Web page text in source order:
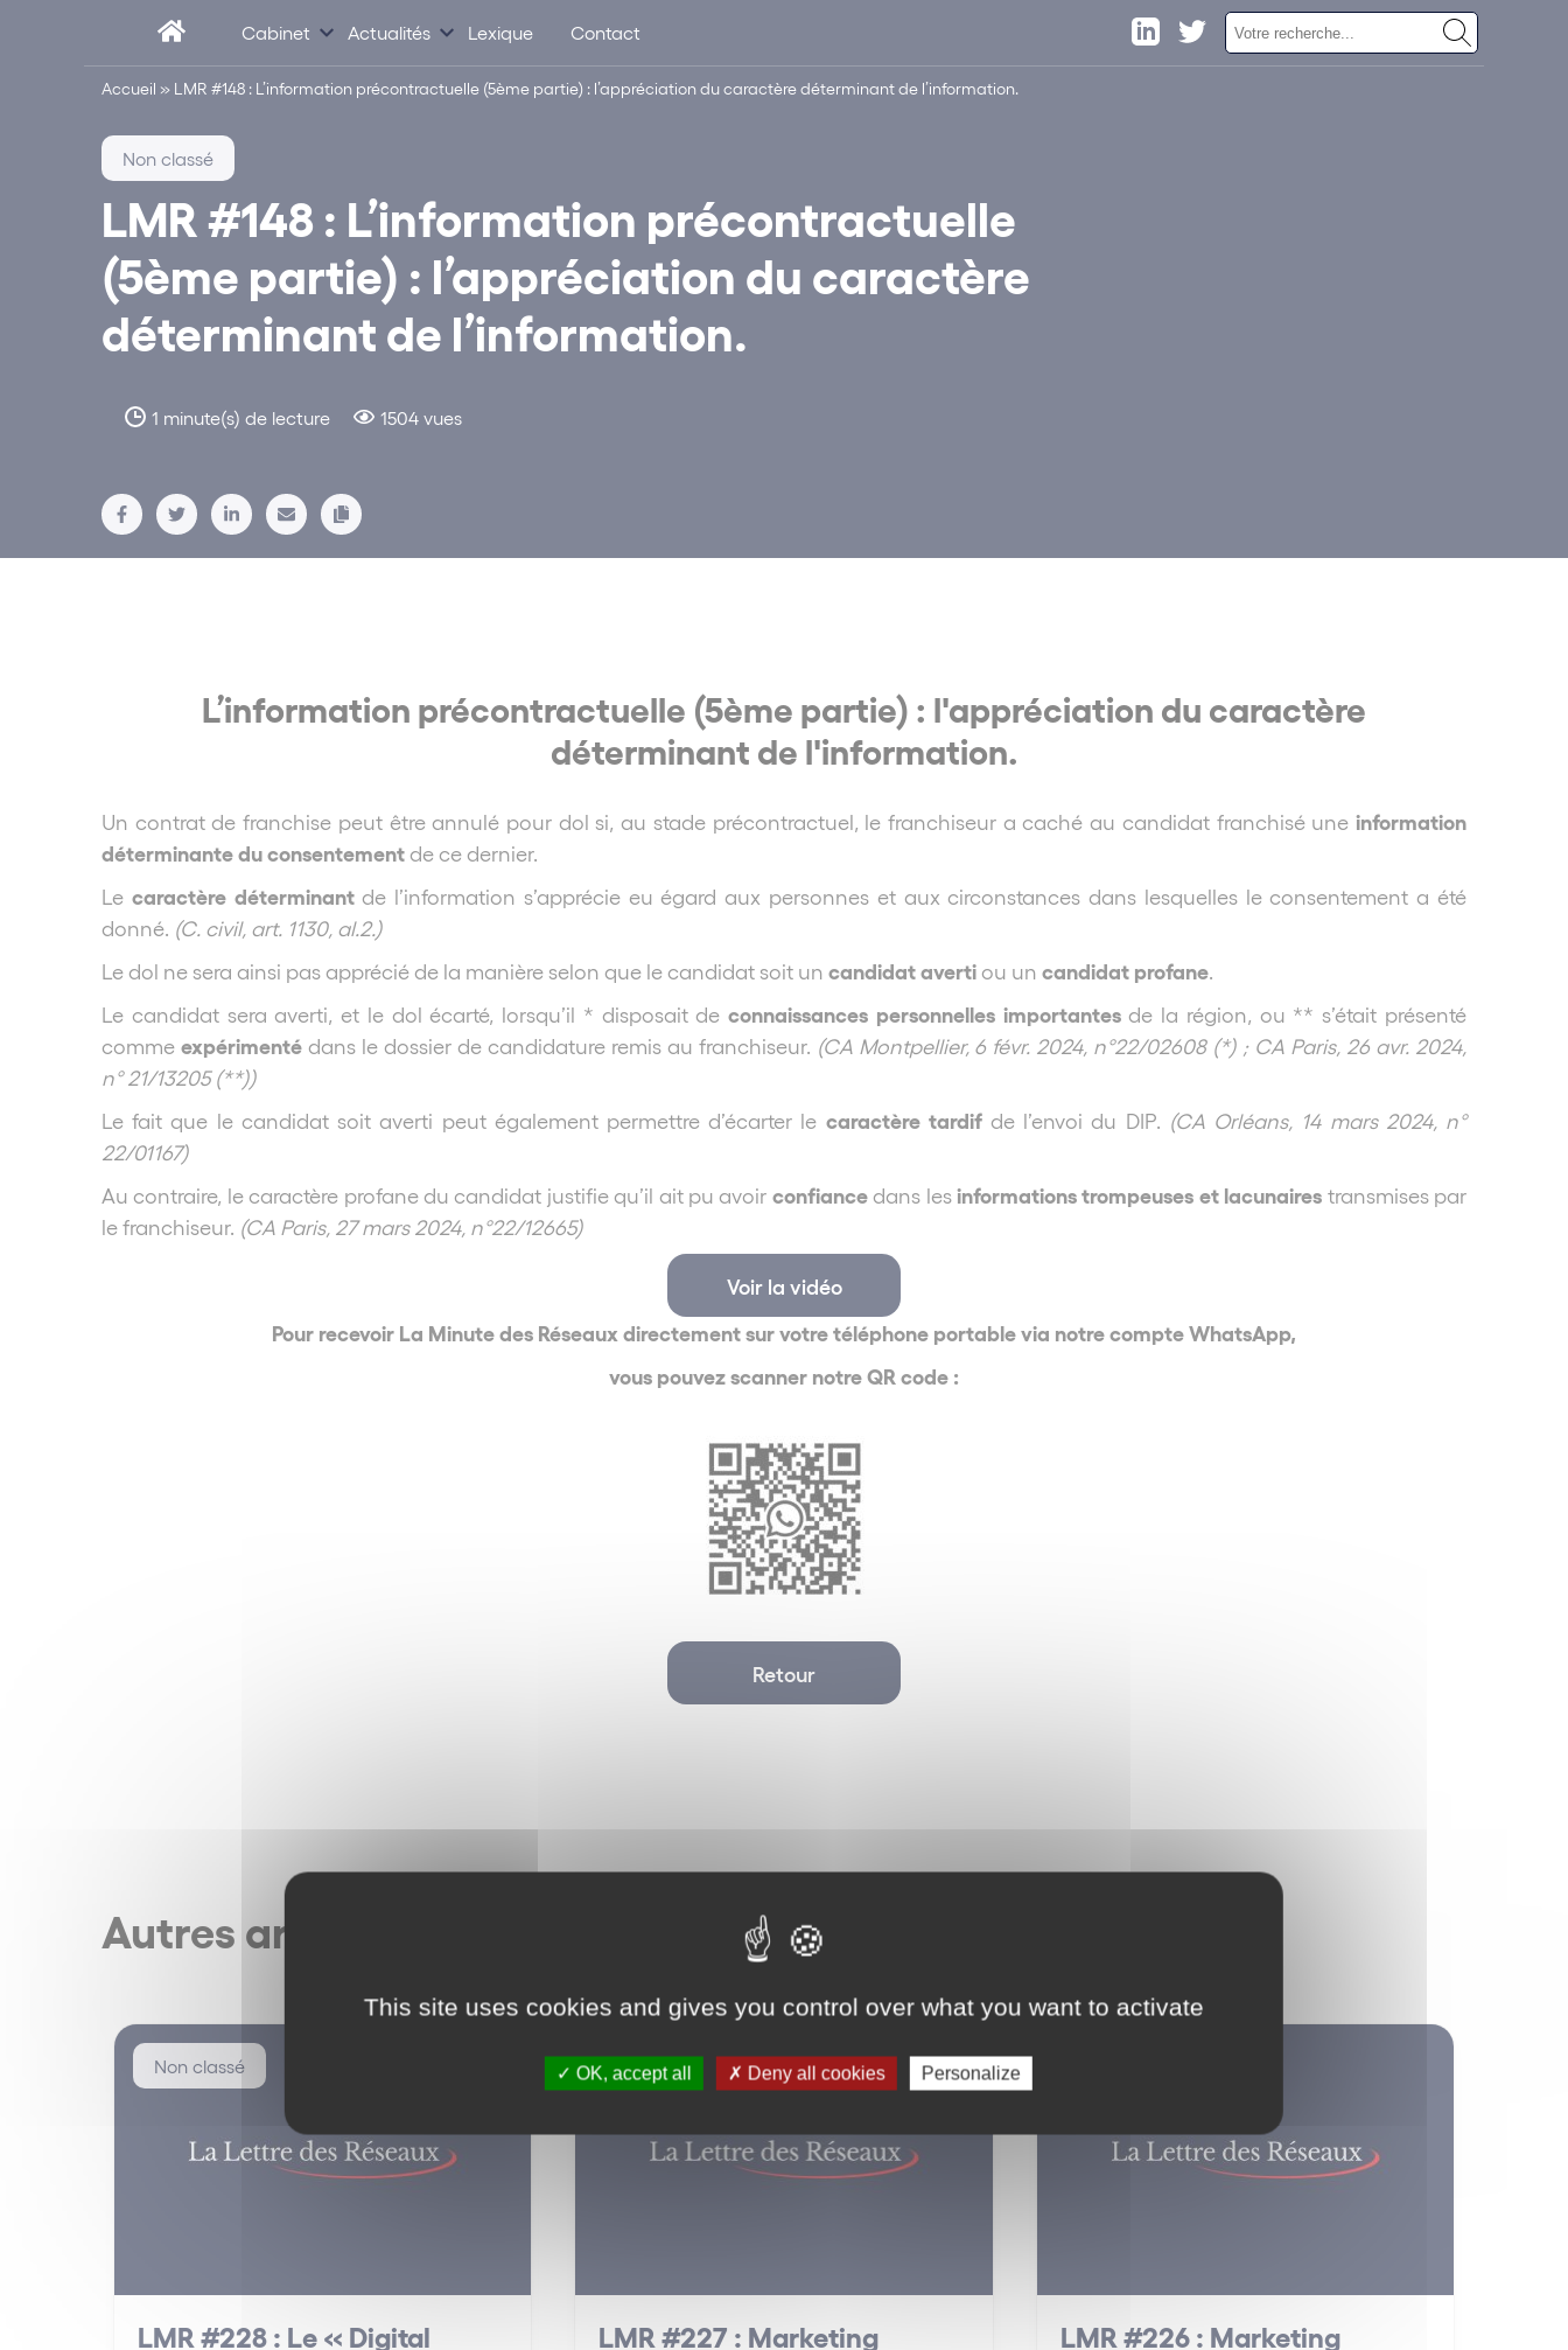
Cabinet Actualités Lexique Contact
Accueil » LMR #148 : L’information précontractuelle (5ème partie) : l’appréciation du caractère déterminant de l’information.
LMR #148 : L’information précontractuelle
(5ème partie) : l’appréciation du caractère
déterminant de l’information.
1 minute(s) de lecture 1504 vues
Non classé
L’information précontractuelle (5ème partie) : l'appréciation du caractère
déterminant de l'information.
Un contrat de franchise peut être annulé pour dol si, au stade précontractuel, le franchiseur a caché au candidat franchisé une information
déterminante du consentementde ce dernier.
Le caractère déterminantde l’information s’apprécie eu égard aux personnes et aux circonstances dans lesquelles le consentement a été
donné. (C. civil, art. 1130, al.2.)
Le dol ne sera ainsi pas apprécié de la manière selon que le candidat soit un candidat avertiou un candidat profane.
Le candidat sera averti, et le dol écarté, lorsqu’il * disposait deconnaissances personnelles importantesde la région, ou ** s’était présenté
comme expérimentédans le dossier de candidature remis au franchiseur. (CA Montpellier, 6 févr. 2024, n°22/02608 (*) ; CA Paris, 26 avr. 2024,
n° 21/13205 (**))
Le fait que le candidat soit averti peut également permettre d’écarter le caractère tardifde l’envoi du DIP. (CA Orléans, 14 mars 2024, n°
22/01167)
Au contraire, le caractère profane du candidat justifie qu’il ait pu avoir confiancedans lesinformations trompeuses et lacunaires transmises par
le franchiseur. (CA Paris, 27 mars 2024, n°22/12665)
Voir la vidéo
Pour recevoir La Minute des Réseaux directement sur votre téléphone portable via notre compte WhatsApp,
vous pouvez scanner notre QR code :
Retour
Autres articles
Non classé
LMR #228 : Le « Digital
Non classé
LMR #227 : Marketing
LMR #226 : Marketing
This site uses cookies and gives you control over what you want to activate
OK, accept all Deny all cookies Personalize